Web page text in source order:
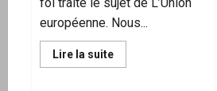
foi traite le sujet de L’Union
européenne. Nous...
Lire la suiteEn
savoir